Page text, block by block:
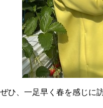
ぜひ、一足早く春を感じに